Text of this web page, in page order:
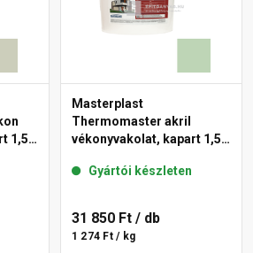
1,5
Masterplast
Thermomaster akril
vékonyvakolat, kapart 1,5
Gyártói készleten
31 850 Ft / db
1 274 Ft / kg